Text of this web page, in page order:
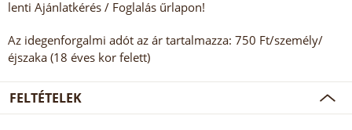
lenti Ajánlatkérés / Foglalás űrlapon!
Az idegenforgalmi adót az ár tartalmazza: 750 Ft/személy/
éjszaka (18 éves kor felett)
FELTÉTELEK